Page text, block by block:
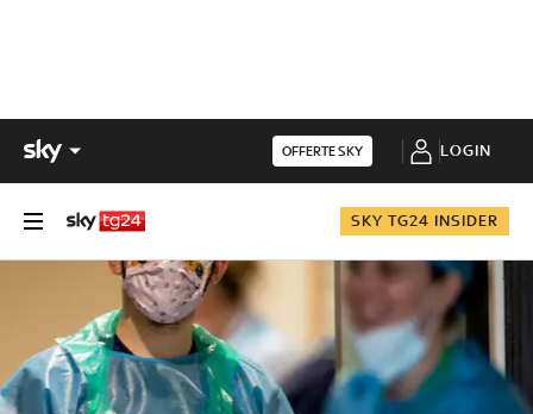
OFFERTE SKY LOGIN
SKY TG24 INSIDER